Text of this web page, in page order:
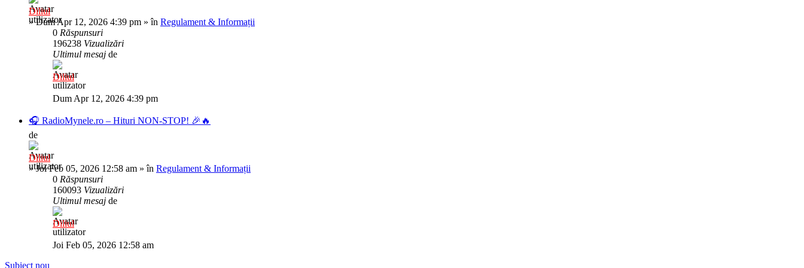
Diliul
»Dum Apr 12, 2026 4:39 pm » în Regulament & Informații
0 Răspunsuri
196238 Vizualizări
Ultimul mesaj de
Diliul
Dum Apr 12, 2026 4:39 pm
🎧 RadioMynele.ro – Hituri NON-STOP! 🎉🔥
de
Diliul
»Joi Feb 05, 2026 12:58 am » în Regulament & Informații
0 Răspunsuri
160093 Vizualizări
Ultimul mesaj de
Diliul
Joi Feb 05, 2026 12:58 am
Subiect nou